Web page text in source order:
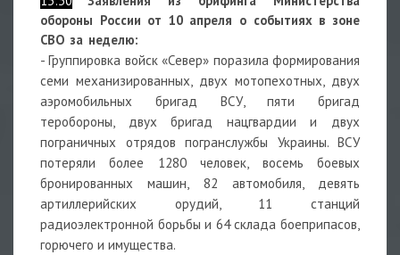
обороны России от 10 апреля о событиях в зоне
СВО за неделю:
- Группировка войск «Север» поразила формирования
семи механизированных, двух мотопехотных, двух
аэромобильных бригад ВСУ, пяти бригад
теробороны, двух бригад нацгвардии и двух
пограничных отрядов погранслужбы Украины. ВСУ
потеряли более 1280 человек, восемь боевых
бронированных машин, 82 автомобиля, девять
артиллерийских орудий, 11 станций
радиоэлектронной борьбы и 64 склада боеприпасов,
горючего и имущества.